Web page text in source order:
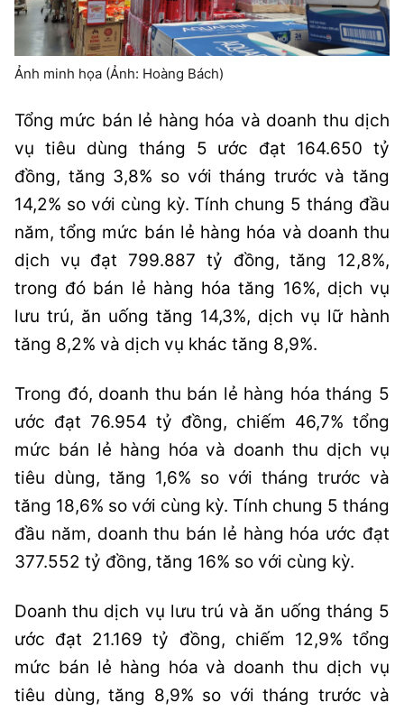
Ảnh minh họa (Ảnh: Hoàng Bách)
Tổng mức bán lẻ hàng hóa và doanh thu dịch
vụ tiêu dùng tháng 5 ước đạt 164.650 tỷ
đồng, tăng 3,8% so với tháng trước và tăng
14,2% so với cùng kỳ. Tính chung 5 tháng đầu
năm, tổng mức bán lẻ hàng hóa và doanh thu
dịch vụ đạt 799.887 tỷ đồng, tăng 12,8%,
trong đó bán lẻ hàng hóa tăng 16%, dịch vụ
lưu trú, ăn uống tăng 14,3%, dịch vụ lữ hành
tăng 8,2% và dịch vụ khác tăng 8,9%.
Trong đó, doanh thu bán lẻ hàng hóa tháng 5
ước đạt 76.954 tỷ đồng, chiếm 46,7% tổng
mức bán lẻ hàng hóa và doanh thu dịch vụ
tiêu dùng, tăng 1,6% so với tháng trước và
tăng 18,6% so với cùng kỳ. Tính chung 5 tháng
đầu năm, doanh thu bán lẻ hàng hóa ước đạt
377.552 tỷ đồng, tăng 16% so với cùng kỳ.
Doanh thu dịch vụ lưu trú và ăn uống tháng 5
ước đạt 21.169 tỷ đồng, chiếm 12,9% tổng
mức bán lẻ hàng hóa và doanh thu dịch vụ
tiêu dùng, tăng 8,9% so với tháng trước và